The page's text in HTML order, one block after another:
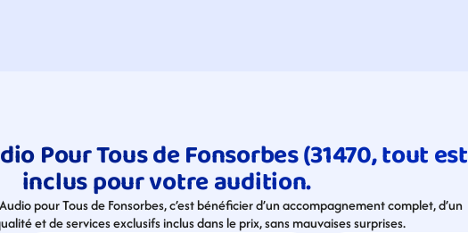
Pour Tous de Fonsorbes (31470, tout est
inclus pour votre audition.
pour Tous de Fonsorbes, c’est bénéficier d’un accompagnement complet, d’un
et de services exclusifs inclus dans le prix, sans mauvaises surprises.